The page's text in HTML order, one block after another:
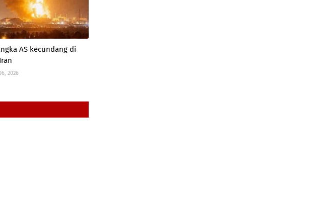
AS kecundang di
2026